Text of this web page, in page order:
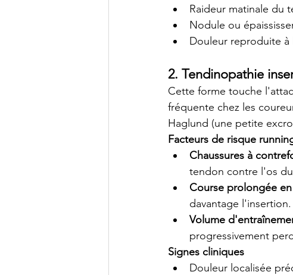
Raideur matinale du
Nodule ou
Douleur reproduite
2. Tendinopathie
Cette forme touche
fréquente chez les
Haglund (une petite
Facteurs de risque
Chaussures à
tendon contre l'os
Course prolongée
davantage l'insertion.
Volume
progressivement
Signes cliniques
Douleur localisée